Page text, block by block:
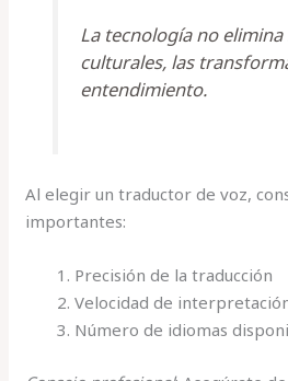
La tecnología no
culturales, las
entendimiento.
Al elegir un traductor de voz,
importantes:
Precisión de la traducción
Velocidad de
Número de idiomas